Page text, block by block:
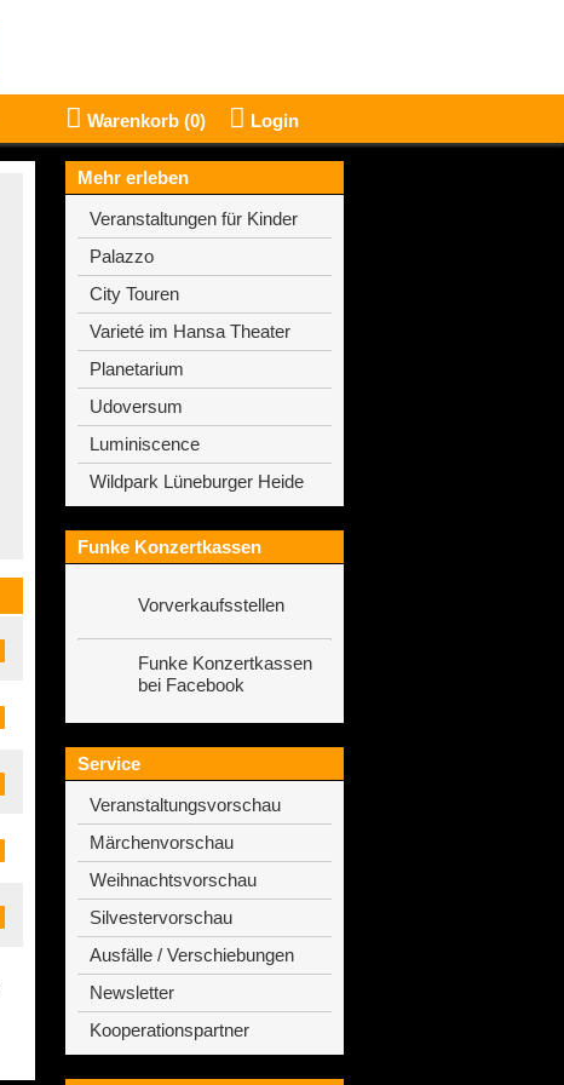
Warenkorb (0) Login
Mehr erleben
Veranstaltungen für Kinder
Palazzo
City Touren
Varieté im Hansa Theater
Planetarium
Udoversum
Luminiscence
Wildpark Lüneburger Heide
Funke Konzertkassen
Vorverkaufsstellen
Funke Konzertkassen
bei Facebook
Service
Veranstaltungsvorschau
Märchenvorschau
Weihnachtsvorschau
Silvestervorschau
Ausfälle / Verschiebungen
Newsletter
Kooperationspartner